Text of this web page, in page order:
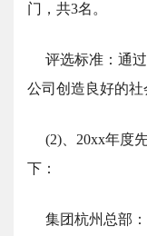
门，共3名。
评选标准：通
公司创造良好的社
(2)、20xx年度
下：
集团杭州总部